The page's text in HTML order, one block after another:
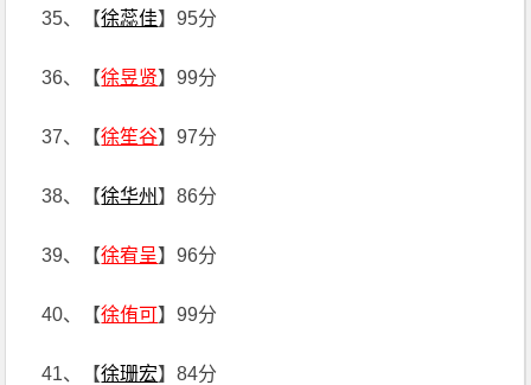
35、【徐蕊佳】95分
36、【徐昱贤】99分
37、【徐笙谷】97分
38、【徐华州 】86分
39、【徐宥呈】96分
40、【徐侑可】99分
41、【徐珊宏】84分